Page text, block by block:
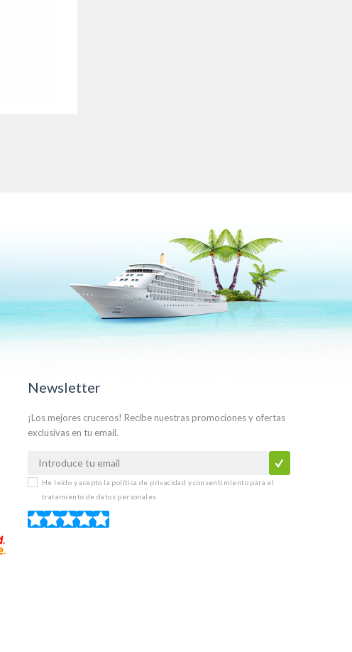
Newsletter
¡Los mejores cruceros! Recibe nuestras promociones y ofertas
exclusivas en tu email.
He leído y acepto la política de privacidad y consentimiento para el
tratamiento de datos personales